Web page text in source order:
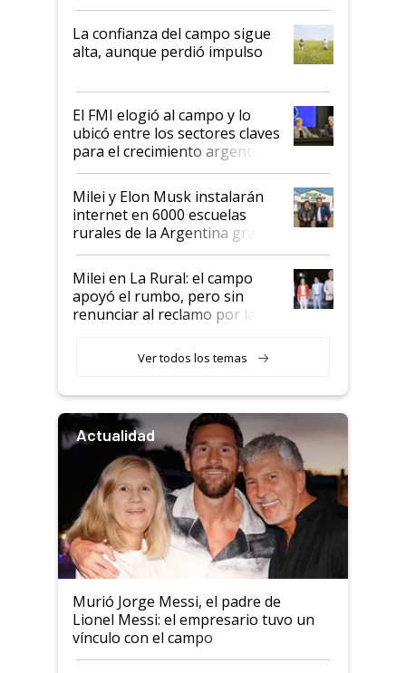
kirchnerismo era como "darle
plata a un hijo para droga":
Juan Félix Rossetti, el libertario
que de una dura crisis salió
de Milei
La confianza del campo sigue
alta, aunque perdió impulso
El FMI elogió al campo y lo
ubicó entre los sectores claves
para el crecimiento argentino
Milei y Elon Musk instalarán
internet en 6000 escuelas
rurales de la Argentina gracias
a un acuerdo con Starlink
Milei en La Rural: el campo
apoyó el rumbo, pero sin
renunciar al reclamo por las
Ver todos los temas
Actualidad
Murió Jorge Messi, el padre de
Lionel Messi: el empresario tuvo un
vínculo con el campo